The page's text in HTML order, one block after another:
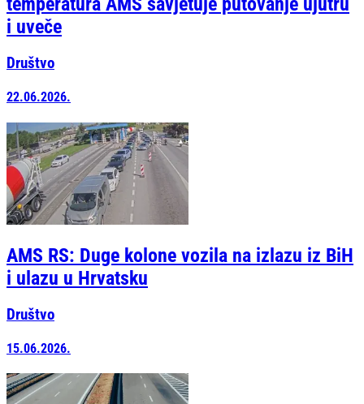
i uveče
Društvo
22.06.2026.
AMS RS: Duge kolone vozila na izlazu iz BiH
i ulazu u Hrvatsku
Društvo
15.06.2026.